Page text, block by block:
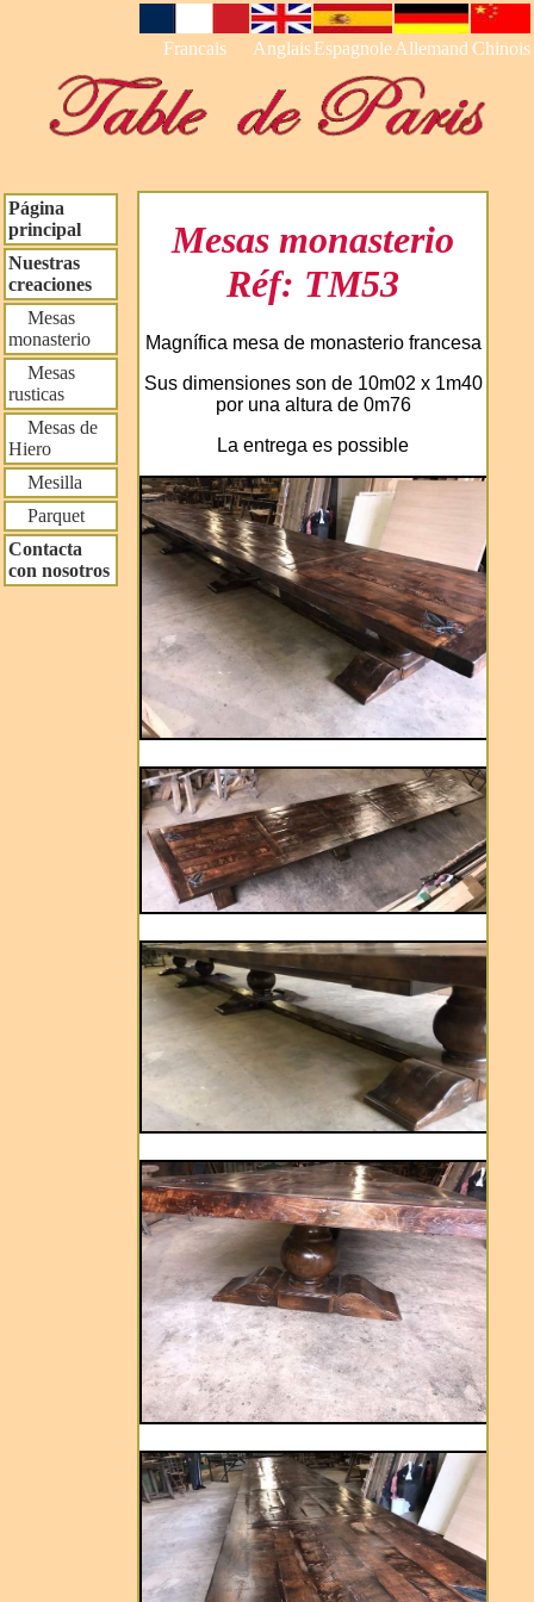
Francais Anglais EspagnoleAllemand Chinois
Página
principal
Nuestras
creaciones
Mesas
monasterio
Mesas
rusticas
Mesas de
Hiero
Mesilla
Parquet
Contacta
con nosotros
Mesas monasterio
Réf: TM53
Magnífica mesa de monasterio francesa
Sus dimensiones son de 10m02 x 1m40
por una altura de 0m76
La entrega es possible